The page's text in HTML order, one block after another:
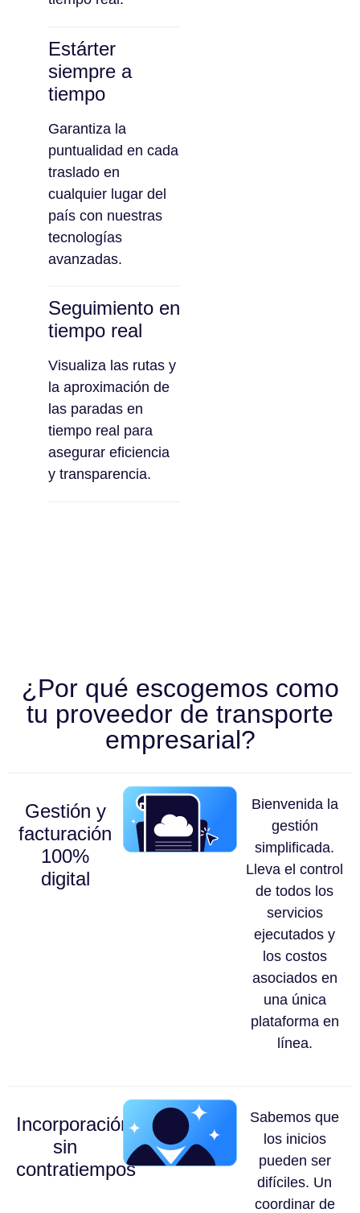
Estárter
siempre a
tiempo
Garantiza la
puntualidad en cada
traslado en
cualquier lugar del
país con nuestras
tecnologías
avanzadas.
Seguimiento en
tiempo real
Visualiza las rutas y
la aproximación de
las paradas en
tiempo real para
asegurar eficiencia
y transparencia.
¿Por qué escogemos como
tu proveedor de transporte
empresarial?
Gestión y
facturación
100%
digital
Bienvenida la
gestión
simplificada.
Lleva el control
de todos los
servicios
ejecutados y
los costos
asociados en
una única
plataforma en
línea.
Incorporación
sin
contratiempos
Sabemos que
los inicios
pueden ser
difíciles. Un
coordinar de